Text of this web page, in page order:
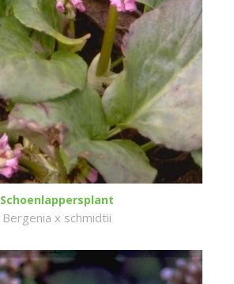
Schoenlappersplant
Bergenia x schmidtii